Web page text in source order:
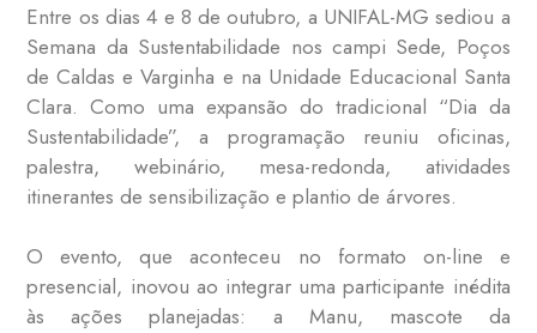
Entre os dias 4 e 8 de outubro, a UNIFAL-MG sediou a
Semana da Sustentabilidade nos campi Sede, Poços
de Caldas e Varginha e na Unidade Educacional Santa
Clara. Como uma expansão do tradicional “Dia da
Sustentabilidade”, a programação reuniu oficinas,
palestra, webinário, mesa-redonda, atividades
itinerantes de sensibilização e plantio de árvores.
O evento, que aconteceu no formato on-line e
presencial, inovou ao integrar uma participante inédita
às ações planejadas: a Manu, mascote da